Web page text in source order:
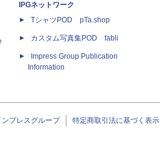
IPGネットワーク
TシャツPOD pTa.shop
カスタム写真集POD fabli
Impress Group Publication
Information
ンプレスグループ 特定商取引法に基づく表示